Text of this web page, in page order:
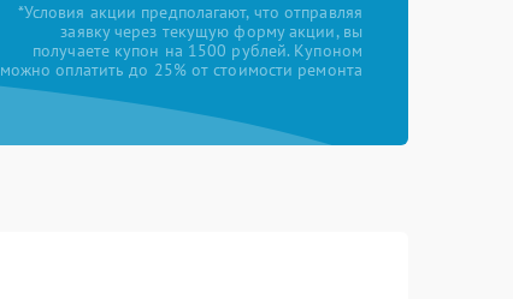
*Условия акции предполагают, что отправляя
заявку через текущую форму акции, вы
получаете купон на 1500 рублей. Купоном
можно оплатить до 25% от стоимости ремонта